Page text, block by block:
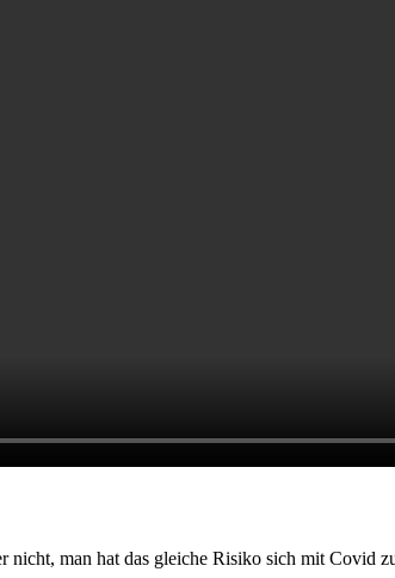
nicht, man hat das gleiche Risiko sich mit Covid